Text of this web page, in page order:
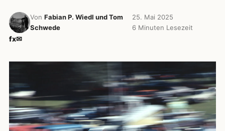
Von Fabian P. Wiedl und Tom
Schwede
25. Mai 2025
6 Minuten Lesezeit
fx✉